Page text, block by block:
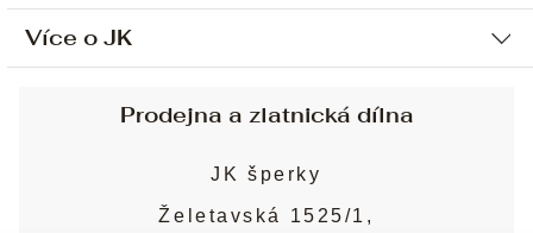
Ochrana osobních údajů
Sjednání osobní schůzky
Obchodní podmínky
Puncovní značky
Více o JK
Prodejna a zlatnická dílna
JK šperky
Želetavská 1525/1,